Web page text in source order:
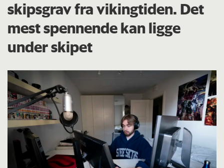
skipsgrav fra vikingtiden. Det
mest spennende kan ligge
under skipet